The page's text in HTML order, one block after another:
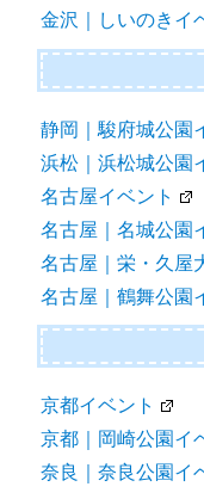
金沢｜しいのきイ
静岡｜駿府城公園
浜松｜浜松城公園
名古屋イベント
名古屋｜名城公園
名古屋｜栄・久屋
名古屋｜鶴舞公園
京都イベント
京都｜岡崎公園イ
奈良｜奈良公園イ